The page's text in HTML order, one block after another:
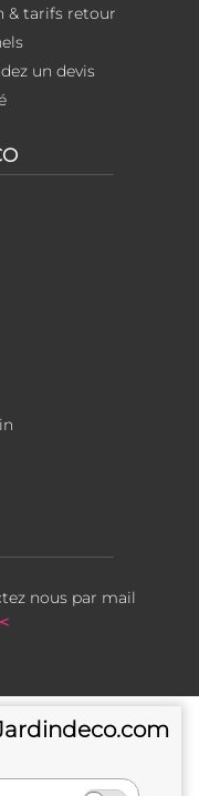
& tarifs retour
un devis
nous par mail